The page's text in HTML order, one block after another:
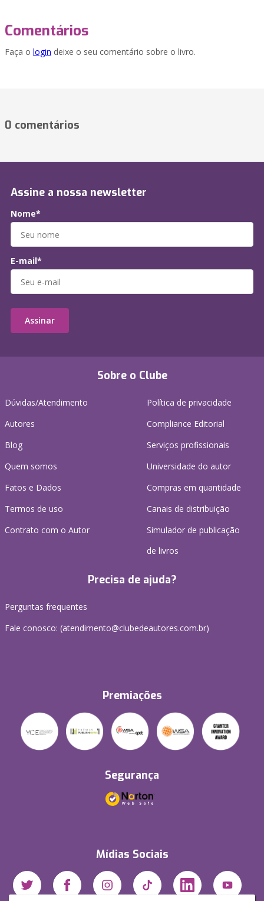
Comentários
Faça o login deixe o seu comentário sobre o livro.
0 comentários
Sobre o Clube
Dúvidas/Atendimento
Autores
Blog
Quem somos
Fatos e Dados
Termos de uso
Contrato com o Autor
Política de privacidade
Compliance Editorial
Serviços profissionais
Universidade do autor
Compras em quantidade
Canais de distribuição
Simulador de publicação
de livros
Precisa de ajuda?
Perguntas frequentes
Fale conosco: (atendimento@clubedeautores.com.br)
Premiações
Segurança
Mídias Sociais
Assine a nossa newsletter
Nome*
E-mail*
Assinar